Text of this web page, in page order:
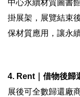
中心永續材質圖書
掛展架，展覽結束
保材質應用，讓永
4. Rent｜借物後歸
展後可全數歸還廠